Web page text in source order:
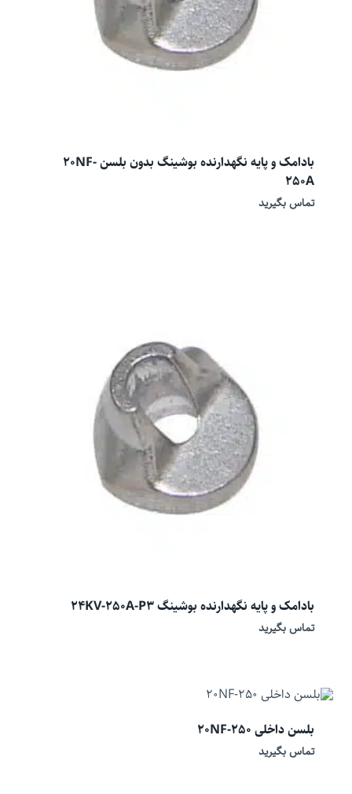
بادامک و پایه نگهدارنده بوشینگ بدون بلسن 20NF-
250A
تماس بگیرید
بادامک و پایه نگهدارنده بوشینگ 24KV-250A-P3
تماس بگیرید
بلسن داخلی 20NF-250
تماس بگیرید